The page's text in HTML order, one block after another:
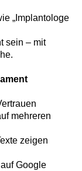
„Implantologe
sein – mit
mehreren
zeigen
Google